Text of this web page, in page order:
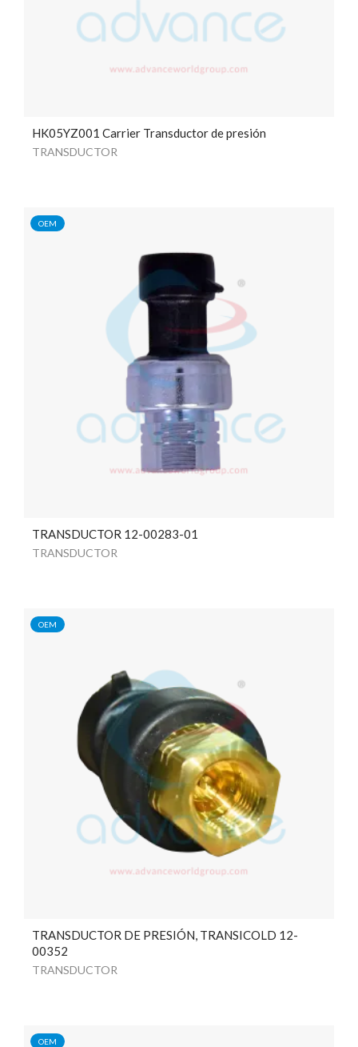
HK05YZ001 Carrier Transductor de presión
TRANSDUCTOR
OEM
TRANSDUCTOR 12-00283-01
TRANSDUCTOR
OEM
TRANSDUCTOR DE PRESIÓN, TRANSICOLD 12-
00352
TRANSDUCTOR
OEM